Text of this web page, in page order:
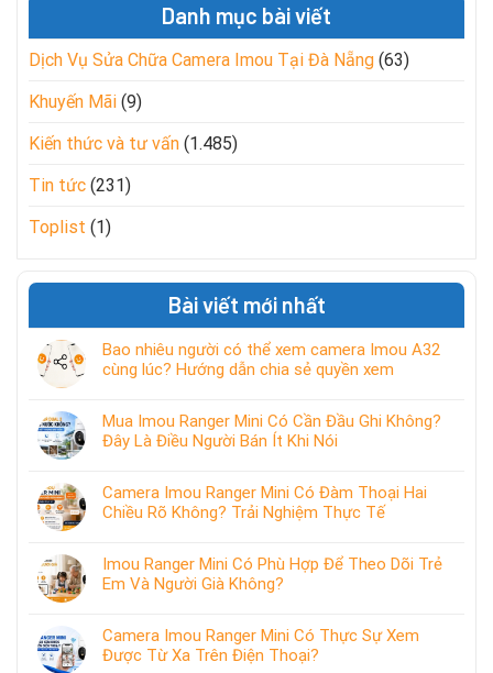
Danh mục bài viết
Dịch Vụ Sửa Chữa Camera Imou Tại Đà Nẵng (63)
Khuyến Mãi (9)
Kiến thức và tư vấn (1.485)
Tin tức (231)
Toplist (1)
Bài viết mới nhất
Bao nhiêu người có thể xem camera Imou A32
cùng lúc? Hướng dẫn chia sẻ quyền xem
Mua Imou Ranger Mini Có Cần Đầu Ghi Không?
Đây Là Điều Người Bán Ít Khi Nói
Camera Imou Ranger Mini Có Đàm Thoại Hai
Chiều Rõ Không? Trải Nghiệm Thực Tế
Imou Ranger Mini Có Phù Hợp Để Theo Dõi Trẻ
Em Và Người Già Không?
Camera Imou Ranger Mini Có Thực Sự Xem
Được Từ Xa Trên Điện Thoại?